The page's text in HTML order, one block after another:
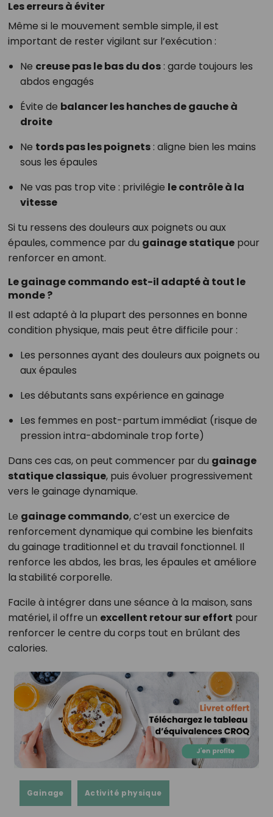
Les erreurs à éviter
Même si le mouvement semble simple, il est
important de rester vigilant sur l’exécution :
Ne creuse pas le bas du dos: garde toujours les
abdos engagés
Évite de balancer les hanches de gauche à
droite
Ne tords pas les poignets: aligne bien les mains
sous les épaules
Ne vas pas trop vite : privilégie le contrôle à la
vitesse
Si tu ressens des douleurs aux poignets ou aux
épaules, commence par du gainage statiquepour
renforcer en amont.
Le gainage commando est-il adapté à tout le
monde ?
Il est adapté à la plupart des personnes en bonne
condition physique, mais peut être difficile pour :
Les personnes ayant des douleurs aux poignets ou
aux épaules
Les débutants sans expérience en gainage
Les femmes en post-partum immédiat (risque de
pression intra-abdominale trop forte)
Dans ces cas, on peut commencer par du gainage
statique classique, puis évoluer progressivement
vers le gainage dynamique.
Le gainage commando, c’est un exercice de
renforcement dynamique qui combine les bienfaits
du gainage traditionnel et du travail fonctionnel. Il
renforce les abdos, les bras, les épaules et améliore
la stabilité corporelle.
Facile à intégrer dans une séance à la maison, sans
matériel, il offre un excellent retour sur effort pour
renforcer le centre du corps tout en brûlant des
calories.
Gainage Activité physique